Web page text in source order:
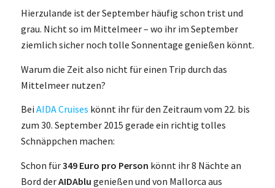
Hierzulande ist der September häufig schon trist und
grau. Nicht so im Mittelmeer – wo ihr im September
ziemlich sicher noch tolle Sonnentage genießen könnt.
Warum die Zeit also nicht für einen Trip durch das
Mittelmeer nutzen?
Bei AIDA Cruises könnt ihr für den Zeitraum vom 22. bis
zum 30. September 2015 gerade ein richtig tolles
Schnäppchen machen:
Schon für349 Euro pro Person könnt ihr 8 Nächte an
Bord derAIDAblu genießen und von Mallorca aus